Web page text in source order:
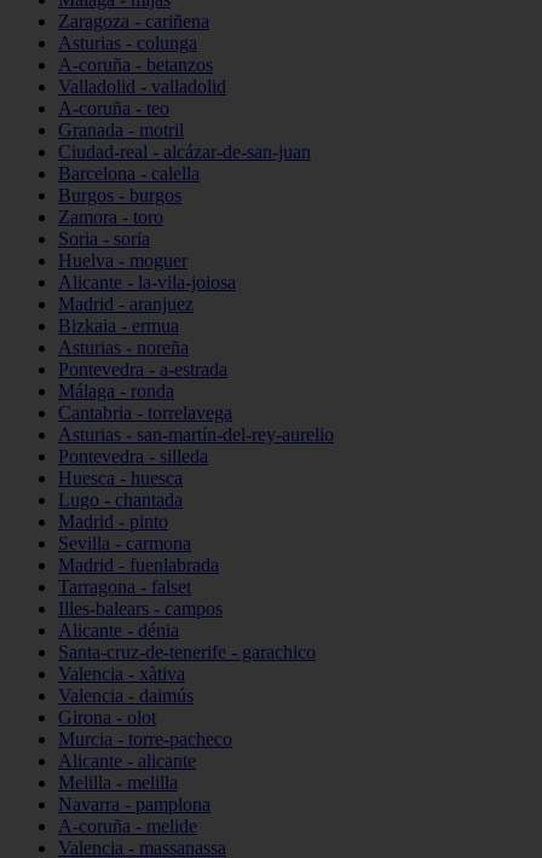
Zaragoza - cariñena
Asturias - colunga
A-coruña - betanzos
Valladolid - valladolid
A-coruña - teo
Granada - motril
Ciudad-real - alcázar-de-san-juan
Barcelona - calella
Burgos - burgos
Zamora - toro
Soria - soria
Huelva - moguer
Alicante - la-vila-joiosa
Madrid - aranjuez
Bizkaia - ermua
Asturias - noreña
Pontevedra - a-estrada
Málaga - ronda
Cantabria - torrelavega
Asturias - san-martín-del-rey-aurelio
Pontevedra - silleda
Huesca - huesca
Lugo - chantada
Madrid - pinto
Sevilla - carmona
Madrid - fuenlabrada
Tarragona - falset
Illes-balears - campos
Alicante - dénia
Santa-cruz-de-tenerife - garachico
Valencia - xàtiva
Valencia - daimús
Girona - olot
Murcia - torre-pacheco
Alicante - alicante
Melilla - melilla
Navarra - pamplona
A-coruña - melide
Valencia - massanassa